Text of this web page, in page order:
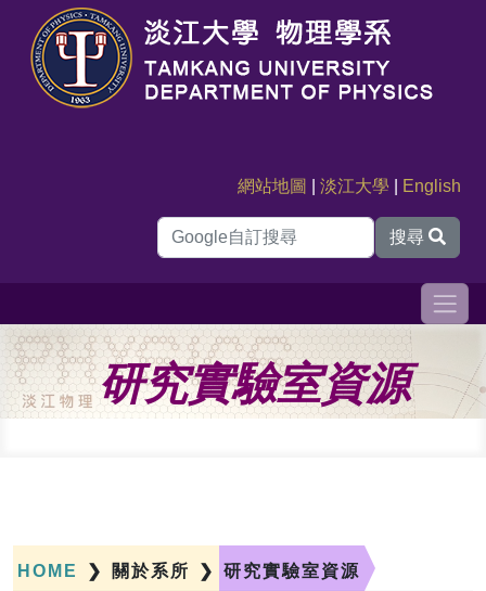
網站地圖 |淡江大學 English
搜尋
研究實驗室資源
HOME ❯ 關於系所 ❯ 研究實驗室資源